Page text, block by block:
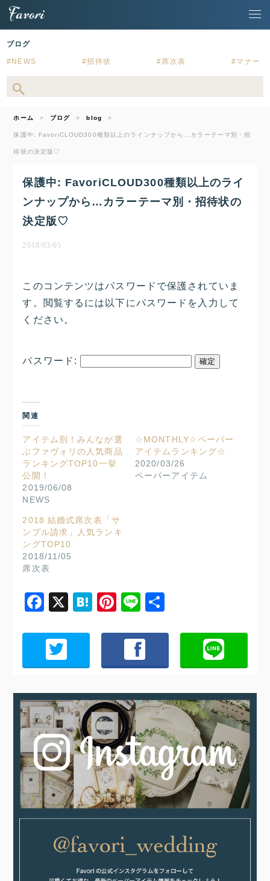
ブログ
NEWS 招待状 席次表 マナー
ホーム ブログ blog
保護中: FavoriCLOUD300種類以上のラインナップから…カラーテーマ別・招
待状の決定版♡
保護中: FavoriCLOUD300種類以上のライ
ンナップから…カラーテーマ別・招待状の
決定版♡
2018/03/05
このコンテンツはパスワードで保護されていま
す。閲覧するには以下にパスワードを入力して
ください。
パスワード:
関連
アイテム別！みんなが選
ぶファヴォリの人気商品
ランキングTOP10一挙
公開！
2019/06/08
NEWS
☆MONTHLY☆ペーパー
アイテムランキング☆
2020/03/26
ペーパーアイテム
2018 結婚式席次表「サ
ンプル請求」人気ランキ
ングTOP10
2018/11/05
席次表
Facebook
X Hatena
Pinterest
Line